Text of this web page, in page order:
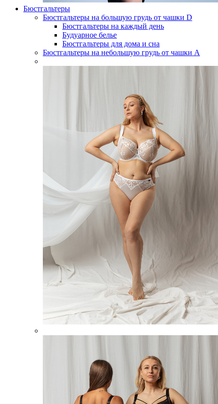
Бюстгальтеры
Бюстгальтеры на большую грудь от чашки D
Бюстгальтеры на каждый день
Будуарное белье
Бюстгальтеры для дома и сна
Бюстгальтеры на небольшую грудь от чашки А